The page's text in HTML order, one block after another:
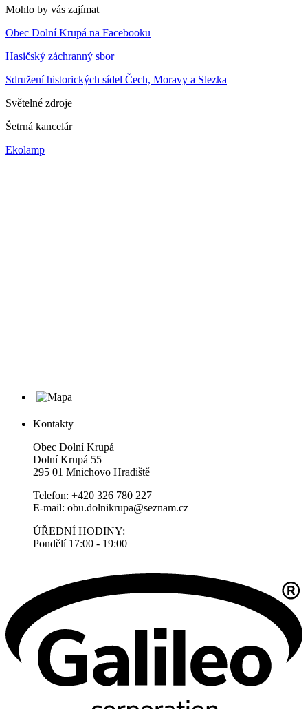
Mohlo by vás zajímat
Obec Dolní Krupá na Facebooku
Hasičský záchranný sbor
Sdružení historických sídel Čech, Moravy a Slezka
Světelné zdroje
Šetrná kancelár
Ekolamp
Kontakty
Obec Dolní Krupá
Dolní Krupá 55
295 01 Mnichovo Hradiště
Telefon: +420 326 780 227
E-mail: obu.dolnikrupa@seznam.cz
ÚŘEDNÍ HODINY:
Pondělí 17:00 - 19:00